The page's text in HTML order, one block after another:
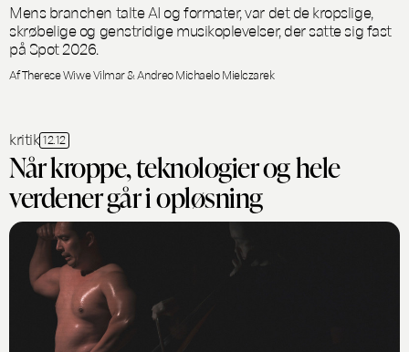
Mens branchen talte AI og formater, var det de kropslige,
skrøbelige og genstridige musikoplevelser, der satte sig fast
på Spot 2026.
Af Therese Wiwe Vilmar & Andreo Michaelo Mielczarek
kritik 12.12
Når kroppe, teknologier og hele
verdener går i opløsning